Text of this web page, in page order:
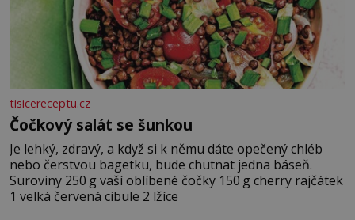
tisicereceptu.cz
Čočkový salát se šunkou
Je lehký, zdravý, a když si k němu dáte opečený chléb
nebo čerstvou bagetku, bude chutnat jedna báseň.
Suroviny 250 g vaší oblíbené čočky 150 g cherry rajčátek
1 velká červená cibule 2 lžíce